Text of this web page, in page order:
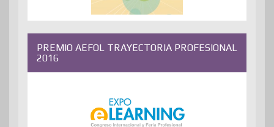
PREMIO AEFOL TRAYECTORIA PROFESIONAL
2016